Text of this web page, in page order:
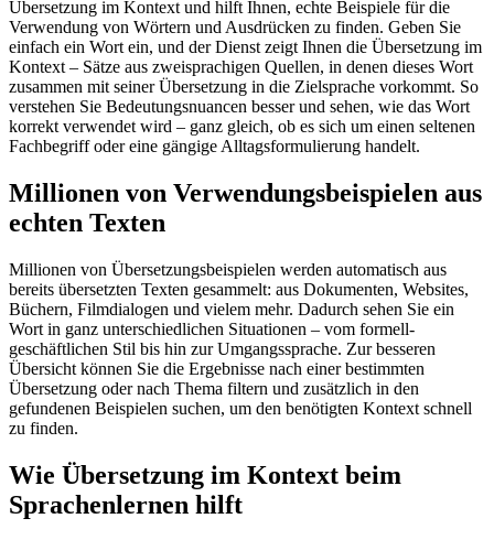
Übersetzung im Kontext und hilft Ihnen, echte Beispiele für die
Verwendung von Wörtern und Ausdrücken zu finden. Geben Sie
einfach ein Wort ein, und der Dienst zeigt Ihnen die Übersetzung im
Kontext – Sätze aus zweisprachigen Quellen, in denen dieses Wort
zusammen mit seiner Übersetzung in die Zielsprache vorkommt. So
verstehen Sie Bedeutungsnuancen besser und sehen, wie das Wort
korrekt verwendet wird – ganz gleich, ob es sich um einen seltenen
Fachbegriff oder eine gängige Alltagsformulierung handelt.
Millionen von Verwendungsbeispielen aus
echten Texten
Millionen von Übersetzungsbeispielen werden automatisch aus
bereits übersetzten Texten gesammelt: aus Dokumenten, Websites,
Büchern, Filmdialogen und vielem mehr. Dadurch sehen Sie ein
Wort in ganz unterschiedlichen Situationen – vom formell-
geschäftlichen Stil bis hin zur Umgangssprache. Zur besseren
Übersicht können Sie die Ergebnisse nach einer bestimmten
Übersetzung oder nach Thema filtern und zusätzlich in den
gefundenen Beispielen suchen, um den benötigten Kontext schnell
zu finden.
Wie Übersetzung im Kontext beim
Sprachenlernen hilft